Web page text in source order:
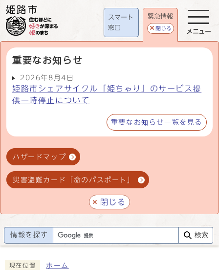
スマート
窓口
緊急情報
閉じる
重要なお知らせ
2026年8月4日
姫路市シェアサイクル「姫ちゃり」のサービス提
供一時停止について
重要なお知らせ一覧を見る
ハザードマップ
災害避難カード「命のパスポート」
閉じる
メニュー
情報を探す 検索
現在位置 ホーム